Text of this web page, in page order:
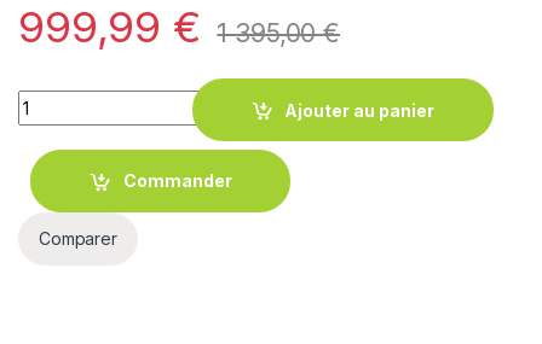
999,99 € 1 395,00€
Quantity
Ajouter au panier
Commander
Comparer